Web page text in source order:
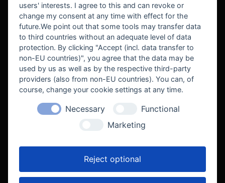
BEKANNT AUS
users' interests. I agree to this and can revoke or
change my consent at any time with effect for the
future.We point out that some tools may transfer data
to third countries without an adequate level of data
protection. By clicking "Accept (incl. data transfer to
non-EU countries)", you agree that the data may be
used by us as well as by the respective third-party
providers (also from non-EU countries). You can, of
course, change your cookie settings at any time.
Necessary
Functional
Marketing
Reject optional